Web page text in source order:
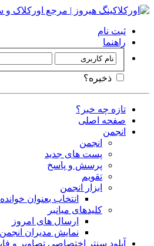
ثبت نام
راهنما
ذخیره؟
تازه چه خبر؟
صفحه اصلی
انجمن
انجمن
پست های جدید
پرسش و پاسخ
تقویم
ابزار انجمن
انتخاب بعنوان
کلیدهای میانبر
ارسال های امروز
نمایش مدیران انجمن
آپلود سنتر اختصاصی تصاویر و